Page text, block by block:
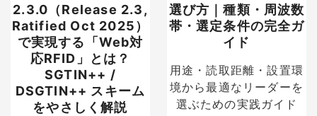
2.3.0（Release 2.3,
Ratified Oct 2025）
で実現する「Web対
応RFID」とは？
SGTIN++ /
DSGTIN++ スキーム
をやさしく解説
選び方｜種類・周波数
帯・選定条件の完全ガ
イド
用途・読取距離・設置環
境から最適なリーダーを
選ぶための実践ガイド